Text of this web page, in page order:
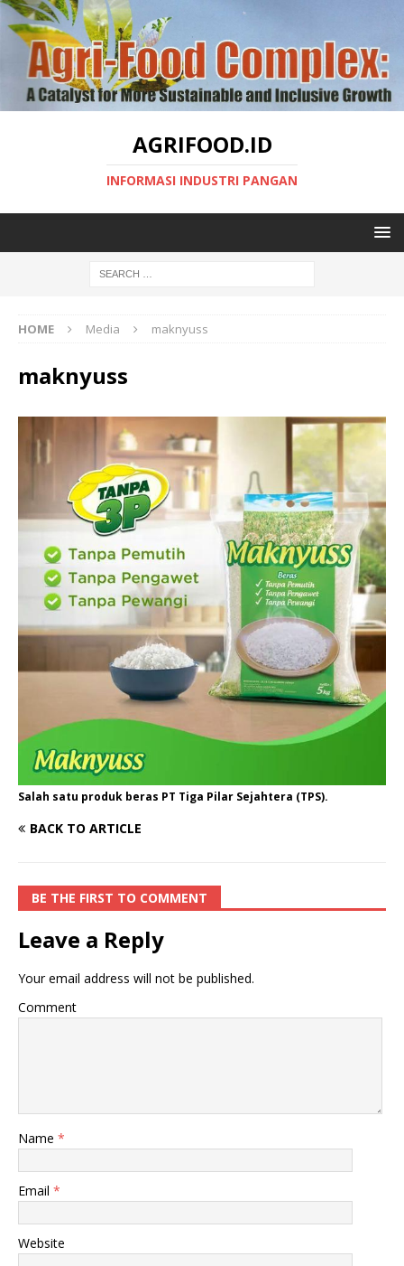
AGRIFOOD.ID
INFORMASI INDUSTRI PANGAN
HOME Media maknyuss
maknyuss
Salah satu produk beras PT Tiga Pilar Sejahtera (TPS).
BACK TO ARTICLE
BE THE FIRST TO COMMENT
Leave a Reply
Your email address will not be published.
Comment
Name *
Email *
Website